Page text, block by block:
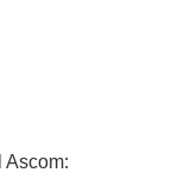
Ascom: